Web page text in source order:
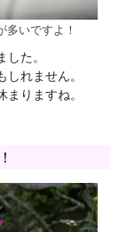
いですよ！
た。
れません。
りますね。